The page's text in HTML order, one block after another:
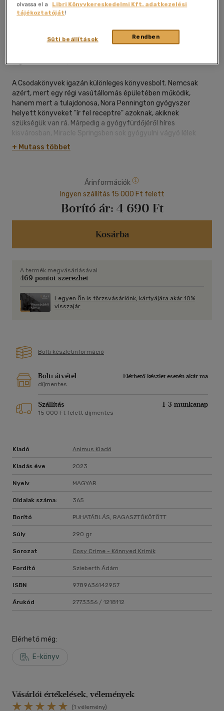
Beleolvasok
(1 vélemény)
A Csodakönyvek igazán különleges könyvesbolt. Nemcsak
azért, mert egy régi vasútállomás épületében működik,
hanem mert a tulajdonosa, Nora Pennington gyógyszer
helyett könyveket "ír fel receptre" azoknak, akiknek
szükségük van rá. Márpedig a gyógyfürdőjéről híres
kisvárosban, Miracle Springsben sok gyógyulni vágyó lélek
akad. Ugyanezt tapasztalja a szomszédos pékségben - a
Mézeskalács Házikóban - Hester is, aki személyre szabott
férfi nem jut el a megbeszélt találkozóra, mert elgázolja a
vonat. Norát megrázza az eset, ezért Hesterrel és két
barátnőjükkel elhatározzák, hogy kiderítik az igazságot,
ugyanis biztosak benne, hogy nem baleset történt, hanem
gyilkosság. Nemrég indult könyvklubjuk így egy csapásra
nyomozóklubbá alakul, és belevetik magukat a szövevényes
átsegíti őket. Mert nem csak a bűnözőknek vannak ám
titkaik...
A Titkok Könyvklubja egy új sorozat nyitódarabja, amelynek
főszereplői egytől egyig erős nők. Műfaját tekintve egy
+ Mutass többet
Árinformációk
Ingyen szállítás 15 000 Ft felett
Borító ár: 4 690 Ft
Kosárba
A termék megvásárlásával
469 pontot szerezhet
Legyen Ön is törzsvásárlónk, kártyájára akár 10%
visszajár.
Bolti készletinformáció
Bolti átvétel
Elérhető készlet esetén akár ma
díjmentes
Szállítás 1-3 munkanap
15 000 Ft felett díjmentes
Kiadó Animus Kiadó
Kiadás éve 2023
Nyelv MAGYAR
Oldalak száma: 365
Borító PUHATÁBLÁS, RAGASZTÓKÖTÖTT
Súly 290 gr
Sorozat Cosy Crime - Könnyed Krimik
Fordító Szieberth Ádám
ISBN 9789636142957
Árukód 2773356 / 1218112
Elérhető még:
E-könyv
Vásárlói értékelések, vélemények
(1 vélemény)
olvassa el a
Libri Könyvkereskedelmi Kft. adatkezelési
tájékoztatóját!
Rendben
Süti beállítások